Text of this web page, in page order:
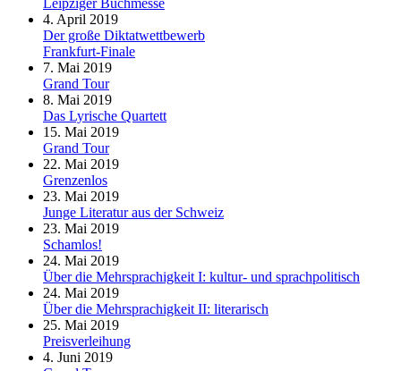
4. April 2019
Der große Diktatwettbewerb
Frankfurt-Finale
7. Mai 2019
Grand Tour
8. Mai 2019
Das Lyrische Quartett
15. Mai 2019
Grand Tour
22. Mai 2019
Grenzenlos
23. Mai 2019
Junge Literatur aus der Schweiz
23. Mai 2019
Schamlos!
24. Mai 2019
Über die Mehrsprachigkeit I: kultur- und sprachpolitisch
24. Mai 2019
Über die Mehrsprachigkeit II: literarisch
25. Mai 2019
Preisverleihung
4. Juni 2019